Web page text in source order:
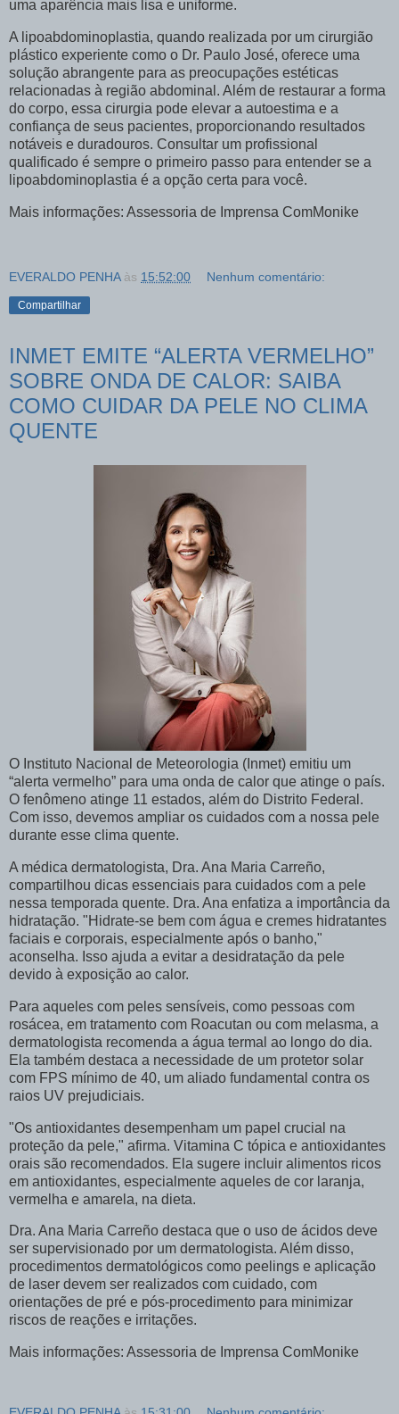
uma aparência mais lisa e uniforme.
A lipoabdominoplastia, quando realizada por um cirurgião
plástico experiente como o Dr. Paulo José, oferece uma
solução abrangente para as preocupações estéticas
relacionadas à região abdominal. Além de restaurar a forma
do corpo, essa cirurgia pode elevar a autoestima e a
confiança de seus pacientes, proporcionando resultados
notáveis e duradouros. Consultar um profissional
qualificado é sempre o primeiro passo para entender se a
lipoabdominoplastia é a opção certa para você.
Mais informações: Assessoria de Imprensa ComMonike
EVERALDO PENHA às 15:52:00 Nenhum comentário:
Compartilhar
INMET EMITE “ALERTA VERMELHO”
SOBRE ONDA DE CALOR: SAIBA
COMO CUIDAR DA PELE NO CLIMA
QUENTE
O Instituto Nacional de Meteorologia (Inmet) emitiu um
“alerta vermelho” para uma onda de calor que atinge o país.
O fenômeno atinge 11 estados, além do Distrito Federal.
Com isso, devemos ampliar os cuidados com a nossa pele
durante esse clima quente.
A médica dermatologista, Dra. Ana Maria Carreño,
compartilhou dicas essenciais para cuidados com a pele
nessa temporada quente. Dra. Ana enfatiza a importância da
hidratação. "Hidrate-se bem com água e cremes hidratantes
faciais e corporais, especialmente após o banho,"
aconselha. Isso ajuda a evitar a desidratação da pele
devido à exposição ao calor.
Para aqueles com peles sensíveis, como pessoas com
rosácea, em tratamento com Roacutan ou com melasma, a
dermatologista recomenda a água termal ao longo do dia.
Ela também destaca a necessidade de um protetor solar
com FPS mínimo de 40, um aliado fundamental contra os
raios UV prejudiciais.
"Os antioxidantes desempenham um papel crucial na
proteção da pele," afirma. Vitamina C tópica e antioxidantes
orais são recomendados. Ela sugere incluir alimentos ricos
em antioxidantes, especialmente aqueles de cor laranja,
vermelha e amarela, na dieta.
Dra. Ana Maria Carreño destaca que o uso de ácidos deve
ser supervisionado por um dermatologista. Além disso,
procedimentos dermatológicos como peelings e aplicação
de laser devem ser realizados com cuidado, com
orientações de pré e pós-procedimento para minimizar
riscos de reações e irritações.
Mais informações: Assessoria de Imprensa ComMonike